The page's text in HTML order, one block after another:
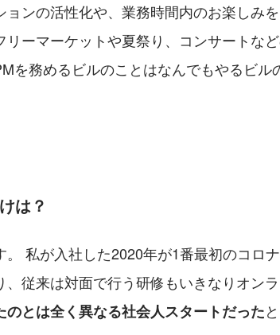
ョンの活性化や、業務時間内のお楽しみ
リーマーケットや夏祭り、コンサートな
を務めるビルのことはなんでもやるビル
は？
私が入社した2020年が1番最初のコロ
従来は対面で行う研修もいきなりオン
とは全く異なる社会人スタートだった